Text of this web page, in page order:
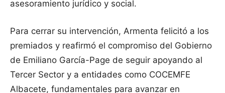
asesoramiento jurídico y social.
Para cerrar su intervención, Armenta felicitó a los
premiados y reafirmó el compromiso del Gobierno
de Emiliano García-Page de seguir apoyando al
Tercer Sector y a entidades como COCEMFE
Albacete, fundamentales para avanzar en